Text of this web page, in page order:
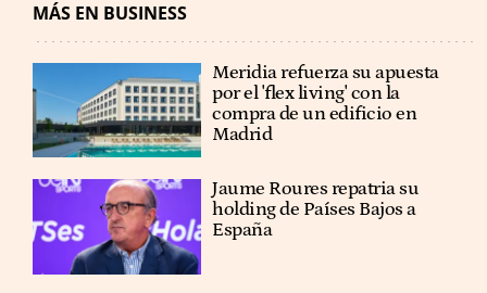
MÁS EN BUSINESS
Meridia refuerza su apuesta
por el 'flex living' con la
compra de un edificio en
Madrid
Jaume Roures repatria su
holding de Países Bajos a
España